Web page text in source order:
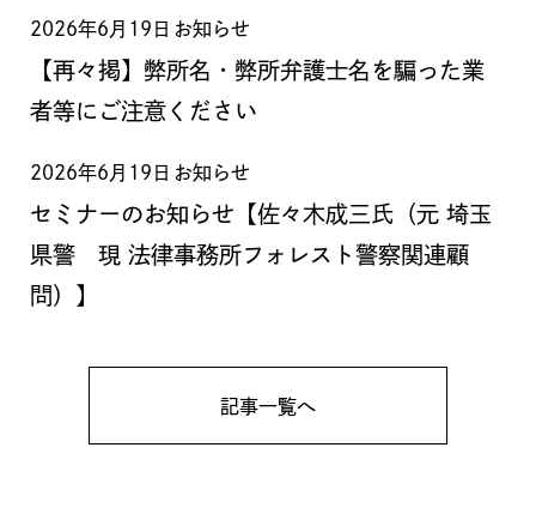
2026年6月19日 お知らせ
【再々掲】弊所名・弊所弁護士名を騙った業
者等にご注意ください
2026年6月19日 お知らせ
セミナーのお知らせ【佐々木成三氏（元 埼玉
県警 現 法律事務所フォレスト警察関連顧
問）】
記事一覧へ